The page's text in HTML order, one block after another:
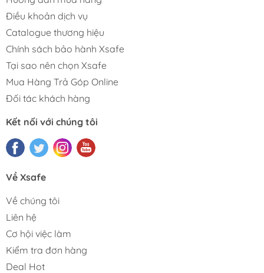
Điều khoản dịch vụ
Catalogue thương hiệu
Chính sách bảo hành Xsafe
Tại sao nên chọn Xsafe
Mua Hàng Trả Góp Online
Đối tác khách hàng
Kết nối với chúng tôi
Về Xsafe
Về chúng tôi
Liên hệ
Cơ hội việc làm
Kiểm tra đơn hàng
Deal Hot